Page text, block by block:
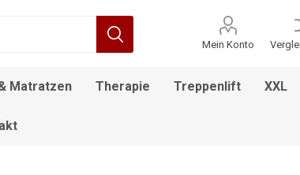
Mein Konto
Matratzen Therapie Treppenlift XXL